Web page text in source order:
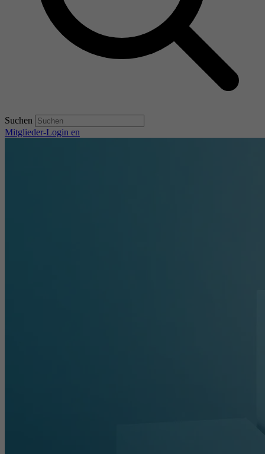
Suchen
Mitglieder-Login en